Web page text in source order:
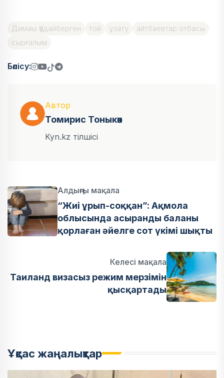
Димаш Құдайберген той ұзату
айтбаевтар отбасы
сырғалым
Бөлісу:
Автор
Томирис Тоныкөк
Kyn.kz тілшісі
Алдыңғы мақала
“Жиі ұрып-соққан”: Ақмола
облысында асыранды баланы
қорлаған әйелге сот үкімі шықты
Келесі мақала
Таиланд визасыз режим мерзімін
қысқартады
Ұқсас жаңалықтар